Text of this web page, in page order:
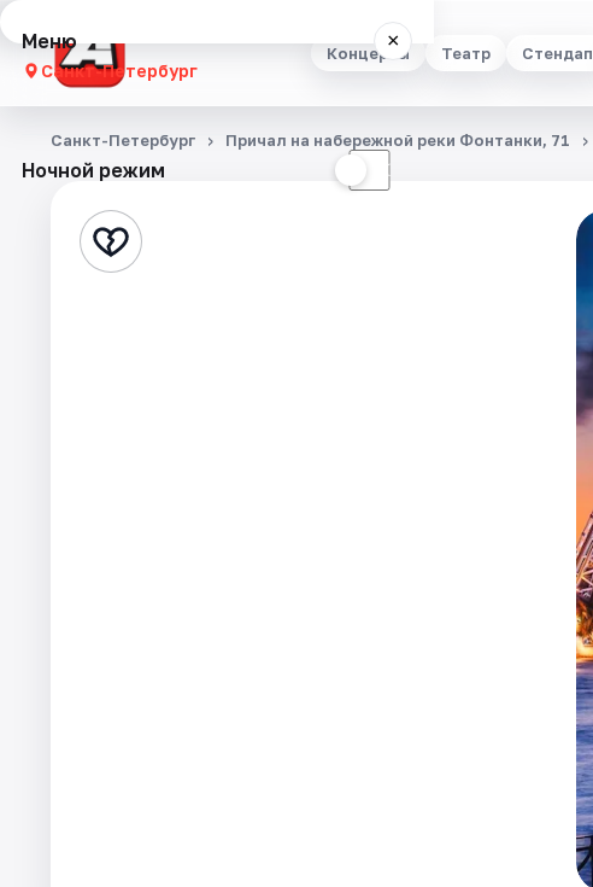
Концерты Театр Стендап
Меню ×
Санкт-Петербург
Концерты
Стендап
Ночной режим ☾
Санкт-Петербург Причал на набережной реки Фонтанки, 71